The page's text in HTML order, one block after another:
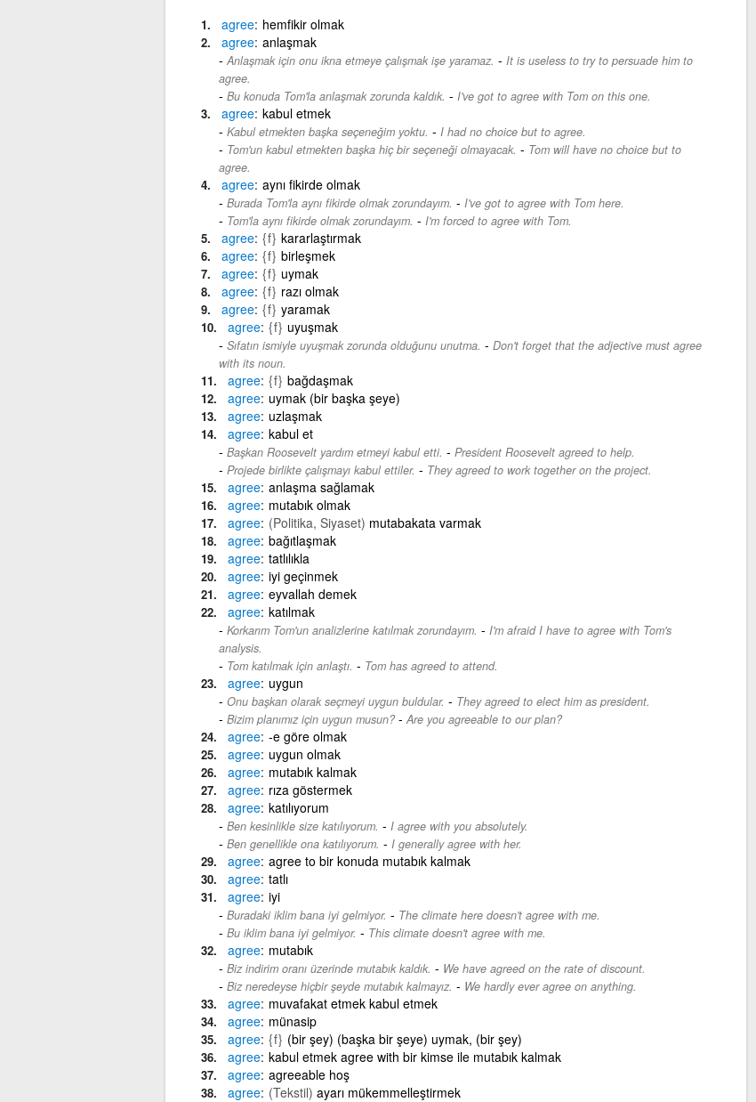
agree hemfikir olmak
agree anlaşmak
Anlaşmak için onu ikna etmeye çalışmak işe yaramaz. - It is useless to try to persuade him to
agree.
Bu konuda Tom'la anlaşmak zorunda kaldık. - I've got to agree with Tom on this one.
agree kabul etmek
Kabul etmekten başka seçeneğim yoktu. - I had no choice but to agree.
Tom'un kabul etmekten başka hiç bir seçeneği olmayacak. - Tom will have no choice but to
agree.
agree aynı fikirde olmak
Burada Tom'la aynı fikirde olmak zorundayım. - I've got to agree with Tom here.
Tom'la aynı fikirde olmak zorundayım. - I'm forced to agree with Tom.
agree {f} kararlaştırmak
agree {f} birleşmek
agree {f} uymak
agree {f} razı olmak
agree {f} yaramak
agree {f} uyuşmak
Sıfatın ismiyle uyuşmak zorunda olduğunu unutma. - Don't forget that the adjective must agree
with its noun.
agree {f} bağdaşmak
agree uymak (bir başka şeye)
agree uzlaşmak
agree kabul et
Başkan Roosevelt yardım etmeyi kabul etti. - President Roosevelt agreed to help.
Projede birlikte çalışmayı kabul ettiler. - They agreed to work together on the project.
agree anlaşma sağlamak
agree mutabık olmak
agree (Politika, Siyaset) mutabakata varmak
agree bağıtlaşmak
agree tatlılıkla
agree iyi geçinmek
agree eyvallah demek
agree katılmak
Korkarım Tom'un analizlerine katılmak zorundayım. - I'm afraid I have to agree with Tom's
analysis.
Tom katılmak için anlaştı. - Tom has agreed to attend.
agree uygun
Onu başkan olarak seçmeyi uygun buldular. - They agreed to elect him as president.
Bizim planımız için uygun musun?- Are you agreeable to our plan?
agree -e göre olmak
agree uygun olmak
agree mutabık kalmak
agree rıza göstermek
agree katılıyorum
Ben kesinlikle size katılıyorum. - I agree with you absolutely.
Ben genellikle ona katılıyorum. - I generally agree with her.
agree agree to bir konuda mutabık kalmak
agree tatlı
agree iyi
Buradaki iklim bana iyi gelmiyor. - The climate here doesn't agree with me.
Bu iklim bana iyi gelmiyor. - This climate doesn't agree with me.
agree mutabık
Biz indirim oranı üzerinde mutabık kaldık. - We have agreed on the rate of discount.
Biz neredeyse hiçbir şeyde mutabık kalmayız. - We hardly ever agree on anything.
agree muvafakat etmek kabul etmek
agree münasip
agree {f} (bir şey) (başka bir şeye) uymak, (bir şey)
agree kabul etmek agree with bir kimse ile mutabık kalmak
agree agreeable hoş
agree (Tekstil) ayarı mükemmelleştirmek